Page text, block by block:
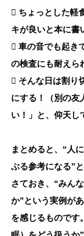
 ちょっとした軽
キが良いと本に書
 車の音でも起き
の検査にも耐えら
 そんな日は割り
にする！（別の友
い！」と、仰天し
まとめると、“人
ぶる参考になる”
さておき、“みん
か”という実例が
を感じるものです